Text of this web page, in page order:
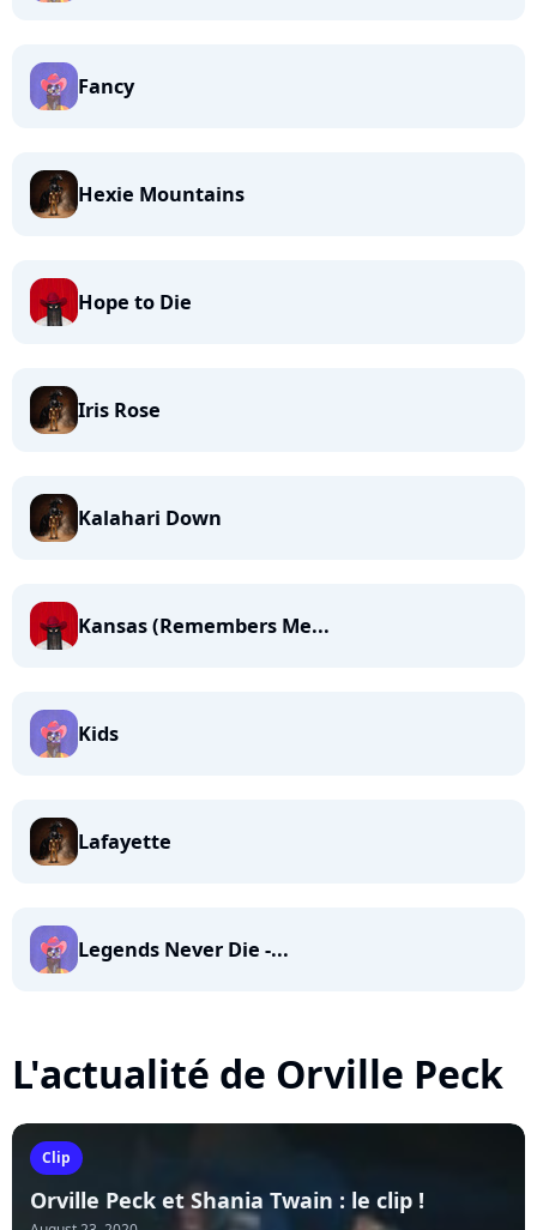
Fancy
Hexie Mountains
Hope to Die
Iris Rose
Kalahari Down
Kansas (Remembers Me...
Kids
Lafayette
Legends Never Die -...
L'actualité de Orville Peck
Clip
Orville Peck et Shania Twain : le clip !